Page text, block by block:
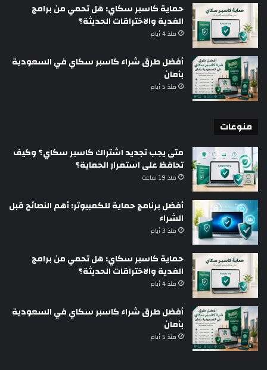
حماية كاسبر سكاي: هل تحمي من برامج
الفدية والاختراقات الحديثة؟
منذ 4 أيام
أفضل طرق شراء كاسبر سكاي في السعودية
بأمان
منذ 5 أيام
منوعات
متى يجب تجديد اشتراك كاسبر سكاي؟ وكيف
تحافظ على استمرار الحماية؟
منذ 19 ساعة
أفضل برنامج حماية للكمبيوتر: أهم النصائح قبل
الشراء
منذ 3 أيام
حماية كاسبر سكاي: هل تحمي من برامج
الفدية والاختراقات الحديثة؟
منذ 4 أيام
أفضل طرق شراء كاسبر سكاي في السعودية
بأمان
منذ 5 أيام